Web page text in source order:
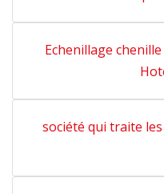
Echenillage
société qui traite